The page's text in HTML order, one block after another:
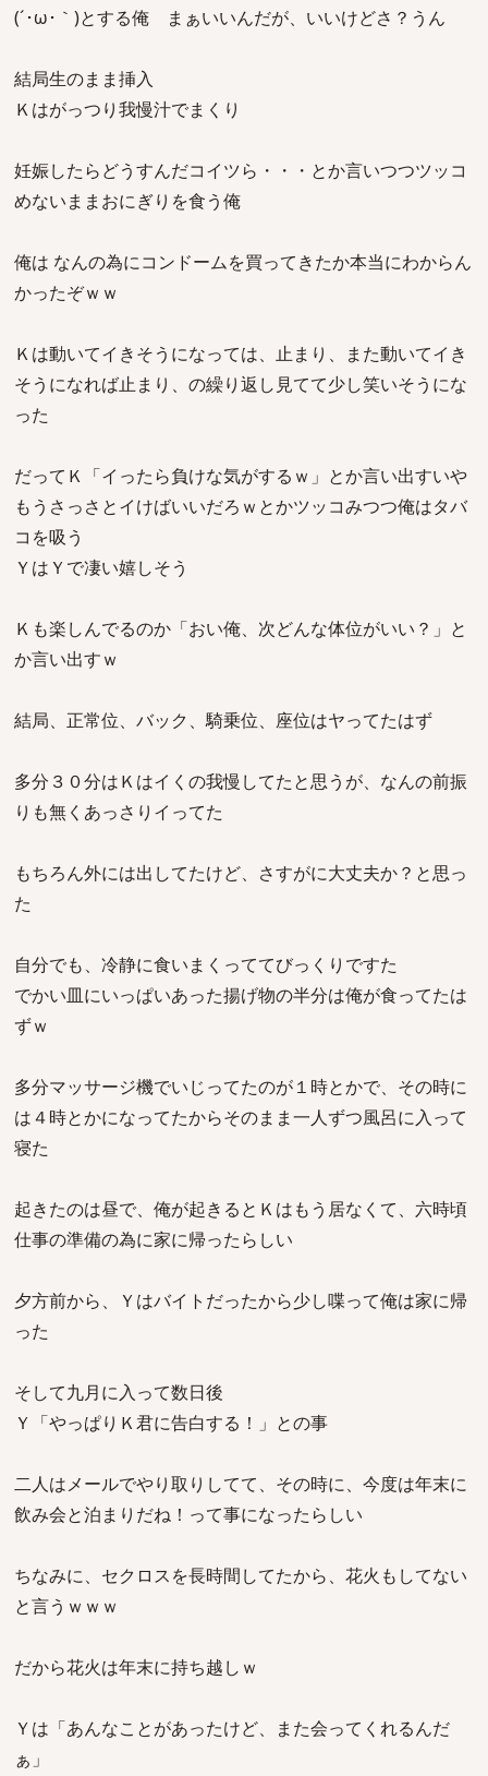
(´･ω･｀)とする俺 まぁいいんだが、いいけどさ？うん
結局生のまま挿入
Ｋはがっつり我慢汁でまくり
妊娠したらどうすんだコイツら・・・とか言いつつツッコ
めないままおにぎりを食う俺
俺は なんの為にコンドームを買ってきたか本当にわからん
かったぞｗｗ
Ｋは動いてイきそうになっては、止まり、また動いてイき
そうになれば止まり、の繰り返し見てて少し笑いそうにな
った
だってＫ「イったら負けな気がするｗ」とか言い出すいや
もうさっさとイけばいいだろｗとかツッコみつつ俺はタバ
コを吸う
ＹはＹで凄い嬉しそう
Ｋも楽しんでるのか「おい俺、次どんな体位がいい？」と
か言い出すｗ
結局、正常位、バック、騎乗位、座位はヤってたはず
多分３０分はＫはイくの我慢してたと思うが、なんの前振
りも無くあっさりイってた
もちろん外には出してたけど、さすがに大丈夫か？と思っ
た
自分でも、冷静に食いまくっててびっくりですた
でかい皿にいっぱいあった揚げ物の半分は俺が食ってたは
ずｗ
多分マッサージ機でいじってたのが１時とかで、その時に
は４時とかになってたからそのまま一人ずつ風呂に入って
寝た
起きたのは昼で、俺が起きるとＫはもう居なくて、六時頃
仕事の準備の為に家に帰ったらしい
夕方前から、Ｙはバイトだったから少し喋って俺は家に帰
った
そして九月に入って数日後
Ｙ「やっぱりＫ君に告白する！」との事
二人はメールでやり取りしてて、その時に、今度は年末に
飲み会と泊まりだね！って事になったらしい
ちなみに、セクロスを長時間してたから、花火もしてない
と言うｗｗｗ
だから花火は年末に持ち越しｗ
Ｙは「あんなことがあったけど、また会ってくれるんだ
ぁ」